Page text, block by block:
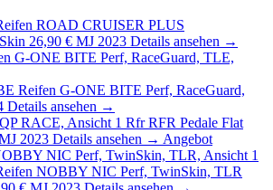
ROAD CRUISER PLUS
26,90 € MJ 2023 Details ansehen →
Reifen G-ONE BITE Perf, RaceGuard,
Details ansehen →
Rfr RFR Pedale Flat
2023 Details ansehen → Angebot
NOBBY NIC Perf, TwinSkin, TLR